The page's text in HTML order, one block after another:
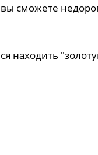
сможете
находить